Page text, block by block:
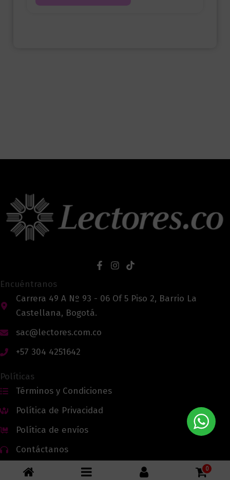
Encuéntranos
Carrera 49 A Nº 93 - 06 Of 5 Piso 2, Barrio La
Castellana, Bogotá.
sac@lectores.com.co
+57 304 4251642
Políticas
Términos y Condiciones
Política de Privacidad
Política de envíos
Contáctanos
0